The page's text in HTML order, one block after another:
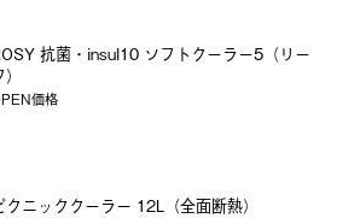
抗菌・insul10 ソフトクーラー5（リー
価格
クニッククーラー 12L（全面断熱）